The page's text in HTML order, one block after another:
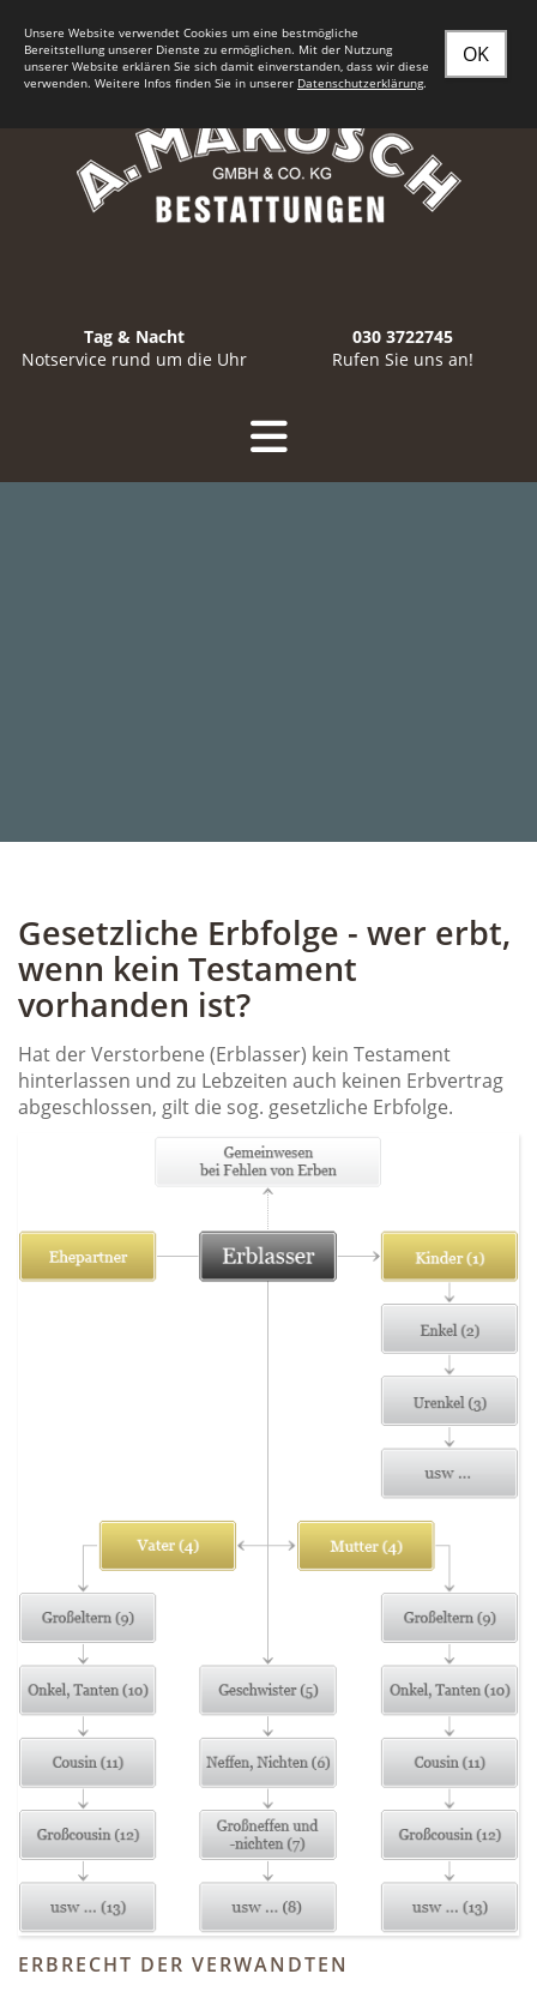
Seit1932an Ihrer Seite - inBerlin-Spandau und Umgebung
Tag & Nacht
Notservice rund um die Uhr
030 3722745
Rufen Sie uns an!
Gesetzliche Erbfolge - wer erbt,
wenn kein Testament
vorhanden ist?
Hat der Verstorbene (Erblasser) kein Testament
hinterlassen und zu Lebzeiten auch keinen Erbvertrag
abgeschlossen, gilt die sog. gesetzliche Erbfolge.
ERBRECHT DER VERWANDTEN
OK
Unsere Website verwendet Cookies um eine bestmögliche
Bereitstellung unserer Dienste zu ermöglichen. Mit der Nutzung
unserer Website erklären Sie sich damit einverstanden, dass wir diese
verwenden. Weitere Infos finden Sie in unserer Datenschutzerklärung.